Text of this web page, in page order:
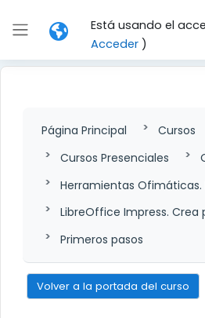
Panel lateral
Está usando el
Acceder)
Página Principal
Cursos
Cursos Presenciales
Herramientas Ofimáticas.
LibreOffice Impress. Crea
Primeros pasos
Volver a la portada del curso